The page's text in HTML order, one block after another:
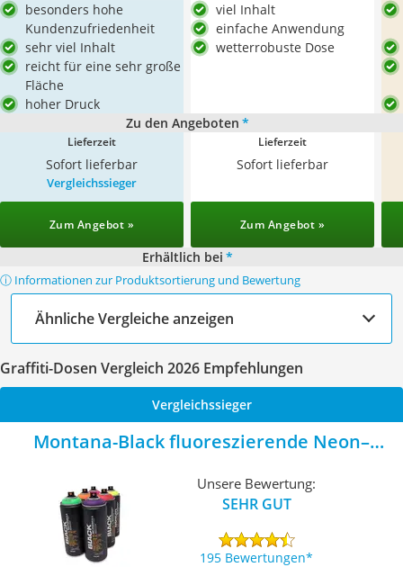
besonders hohe
Kundenzufriedenheit
sehr viel Inhalt
reicht für eine sehr große
Fläche
hoher Druck
viel Inhalt
einfache Anwendung
wetterrobuste Dose
Zu den Angeboten *
Lieferzeit
Sofort lieferbar
Lieferzeit
Sofort lieferbar
Vergleichssieger
Zum Angebot » Zum Angebot »
Erhältlich bei *
ⓘ Informationen zur Produktsortierung und Bewertung
Ähnliche Vergleiche anzeigen
Graffiti-Dosen Vergleich 2026 Empfehlungen
Vergleichssieger
Montana-Black fluoreszierende Neon–
Unsere Bewertung:
SEHR GUT
195 Bewertungen